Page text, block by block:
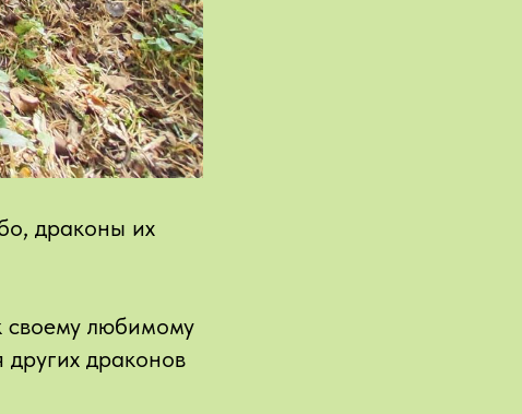
драконы их
своему любимому
других драконов